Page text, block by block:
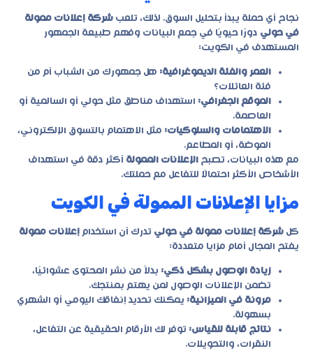
نجاح أي حملة يبدأ بتحليل السوق. لذلك، تلعب شركة إعلانات ممولة
في حولي دورًا حيويًا في جمع البيانات وفهم طبيعة الجمهور
المستهدف في الكويت:
العمر والفئة الديموغرافية: هل جمهورك من الشباب أم من
فئة العائلات؟
الموقع الجغرافي: استهداف مناطق مثل حولي أو السالمية أو
العاصمة.
الاهتمامات والسلوكيات: مثل الاهتمام بالتسوق الإلكتروني،
الموضة، أو المطاعم.
مع هذه البيانات، تصبح الإعلانات الممولة أكثر دقة في استهداف
الأشخاص الأكثر احتمالًا للتفاعل مع حملتك.
مزايا الإعلانات الممولة في الكويت
كل شركة إعلانات ممولة في حولي تدرك أن استخدام إعلانات ممولة
يفتح المجال أمام مزايا متعددة:
زيادة الوصول بشكل ذكي: بدلاً من نشر المحتوى عشوائيًا،
تضمن الإعلانات الوصول لمن يهتم بمنتجك.
مرونة في الميزانية: يمكنك تحديد إنفاقك اليومي أو الشهري
بسهولة.
نتائج قابلة للقياس: توفر لك الأرقام الحقيقية عن التفاعل،
النقرات، والتحويلات.